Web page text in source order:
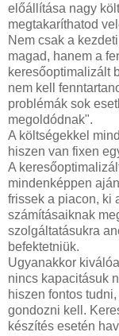
előállítása nagy
megtakaríthatod
Nem csak a
magad, hanem a
keresőoptimalizált
nem kell
problémák sok
megoldódnak".
A költségekkel
hiszen van fixen
A
mindenképpen
frissek a piacon, ki
számításaiknak
szolgáltatásukra
befektetniük.
Ugyanakkor
nincs kapacitásuk
hiszen fontos
gondozni kell.
készítés esetén